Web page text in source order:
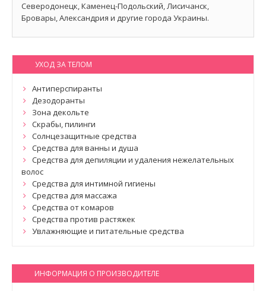
Северодонецк, Каменец-Подольский, Лисичанск,
Бровары, Александрия и другие города Украины.
УХОД ЗА ТЕЛОМ
Антиперспиранты
Дезодоранты
Зона декольте
Скрабы, пилинги
Солнцезащитные средства
Средства для ванны и душа
Средства для депиляции и удаления нежелательных
волос
Средства для интимной гигиены
Средства для массажа
Средства от комаров
Средства против растяжек
Увлажняющие и питательные средства
ИНФОРМАЦИЯ О ПРОИЗВОДИТЕЛЕ